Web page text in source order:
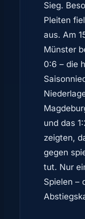
Sieg.
Pleiten
aus. Am
Münster
0:6 – die
und das
zeigten,
gegen
tut. Nur
Spielen –